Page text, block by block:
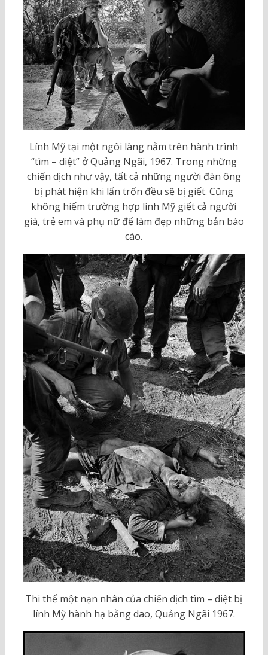
Lính Mỹ tại một ngôi làng nằm trên hành trình
“tìm – diệt” ở Quảng Ngãi, 1967. Trong những
chiến dịch như vậy, tất cả những người đàn ông
bị phát hiện khi lẩn trốn đều sẽ bị giết. Cũng
không hiếm trường hợp lính Mỹ giết cả người
già, trẻ em và phụ nữ để làm đẹp những bản báo
cáo.
Thi thể một nạn nhân của chiến dịch tìm – diệt bị
lính Mỹ hành hạ bằng dao, Quảng Ngãi 1967.